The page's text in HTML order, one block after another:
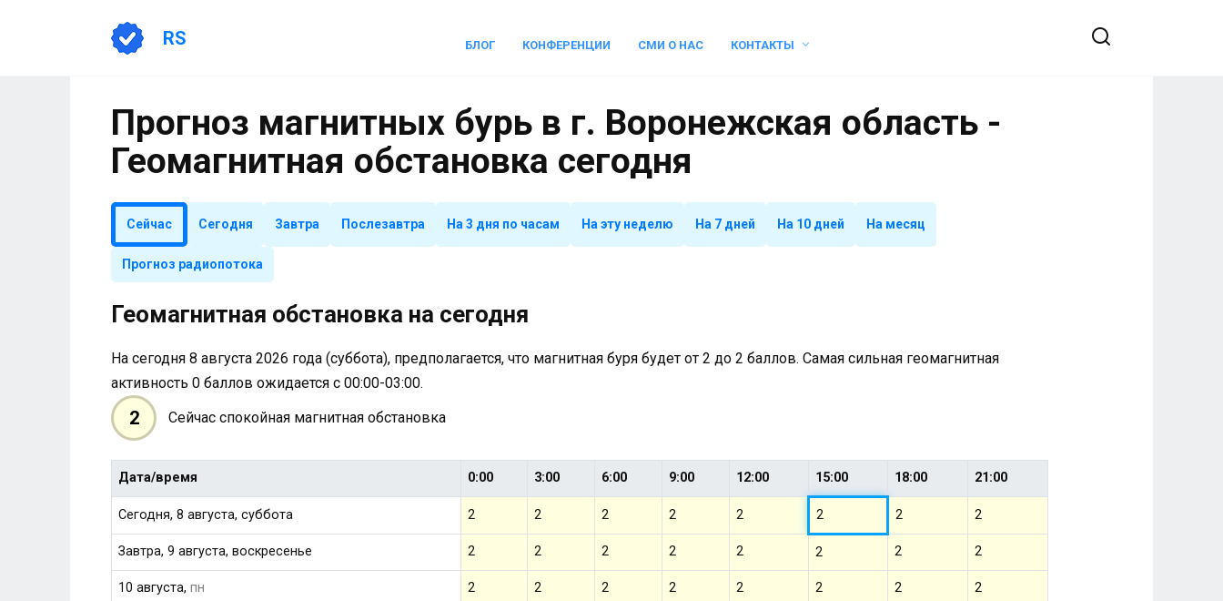
RS БЛОГ КОНФЕРЕНЦИИ СМИ О НАС КОНТАКТЫ
Прогноз магнитных бурь в г. Воронежская область -
Геомагнитная обстановка сегодня
Сейчас Сегодня Завтра Послезавтра На 3 дня по часам На эту неделю На 7 дней На 10 дней На месяц
Прогноз радиопотока
Геомагнитная обстановка на сегодня
На сегодня 8 августа 2026 года (суббота), предполагается, что магнитная буря будет от 2 до 2 баллов. Самая сильная геомагнитная
активность 0 баллов ожидается с 00:00-03:00.
2 Сейчас спокойная магнитная обстановка
Дата/время 0:00 3:00 6:00 9:00 12:00 15:00 18:00 21:00
Сегодня, 8 августа, суббота 2 2 2 2 2 2 2 2
Завтра, 9 августа, воскресенье 2 2 2 2 2 2 2 2
10 августа,пн 2 2 2 2 2 2 2 2